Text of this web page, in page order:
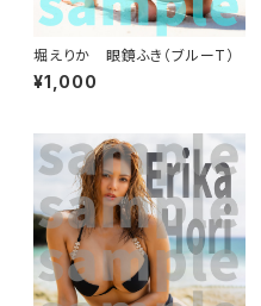
堀えりか 眼鏡ふき（ブルーT）
¥1,000